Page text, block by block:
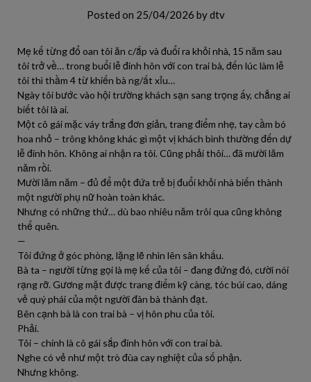
Posted on 25/04/2026 bydtv
Mẹ kế từng đổ oan tôi ăn c/ắp và đuổi ra khỏi nhà, 15 năm sau
tôi trở về… trong buổi lễ đính hôn với con trai bà, đến lúc làm lễ
tôi thì thầm 4 từ khiến bà ng/ất xỉu…
Ngày tôi bước vào hội trường khách sạn sang trọng ấy, chẳng ai
biết tôi là ai.
Một cô gái mặc váy trắng đơn giản, trang điểm nhẹ, tay cầm bó
hoa nhỏ – trông không khác gì một vị khách bình thường đến dự
lễ đính hôn. Không ai nhận ra tôi. Cũng phải thôi… đã mười lăm
năm rồi.
Mười lăm năm – đủ để một đứa trẻ bị đuổi khỏi nhà biến thành
một người phụ nữ hoàn toàn khác.
Nhưng có những thứ… dù bao nhiêu năm trôi qua cũng không
thể quên.
—
Tôi đứng ở góc phòng, lặng lẽ nhìn lên sân khấu.
Bà ta – người từng gọi là mẹ kế của tôi – đang đứng đó, cười nói
rạng rỡ. Gương mặt được trang điểm kỹ càng, tóc búi cao, dáng
vẻ quý phái của một người đàn bà thành đạt.
Bên cạnh bà là con trai bà – vị hôn phu của tôi.
Phải.
Tôi – chính là cô gái sắp đính hôn với con trai bà.
Nghe có vẻ như một trò đùa cay nghiệt của số phận.
Nhưng không.